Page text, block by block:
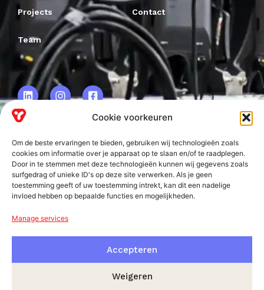
Cookie voorkeuren
Om de beste ervaringen te bieden, gebruiken wij technologieën zoals
cookies om informatie over je apparaat op te slaan en/of te raadplegen.
Door in te stemmen met deze technologieën kunnen wij gegevens zoals
surfgedrag of unieke ID's op deze site verwerken. Als je geen
toestemming geeft of uw toestemming intrekt, kan dit een nadelige
invloed hebben op bepaalde functies en mogelijkheden.
Manage services
Accepteren
Weigeren
VRF BV.
Frankweg 2
2153 PD
Nieuw-Vennep
Projects Contact
Team